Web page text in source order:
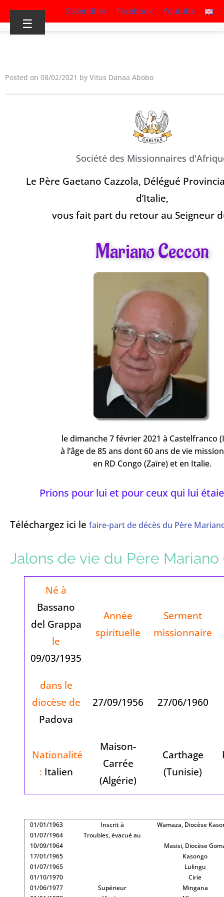
S’identifier Facebook Youtube
☰
Posted on 08/02/2021 by Vitus Danaa Abobo
Société des Missionnaires
Le Père Gaetano Cazzola, Délégué
d’Italie,
vous fait part du retour au Seigneur
Mariano Ceccon
le dimanche 7 février 2021 à Castelfranco
à l’âge de 85 ans dont 60 ans de vie
en RD Congo (Zaïre) et en Italie.
Prions pour lui et pour ceux qui lui
Téléchargez ici le faire-part de décès du Père
Jalons de vie du Père Mariano
Né à
Bassano
del Grappa
le
09/03/1935
Année
spirituelle
Serment
missionnaire
dans le
diocèse de
Padova
27/09/1956 27/06/1960
Nationalité
: Italien
Maison-
Carrée
(Algérie)
Carthage
(Tunisie)
01/01/1963 Inscrit à
Wamaza, Diocèse
01/07/1964
Troubles, évacué au
10/09/1964
Masisi, Diocèse
17/01/1965
Kasongo
01/07/1965
Lulingu
01/10/1970
Cirie
01/06/1977
Supérieur
Mingana